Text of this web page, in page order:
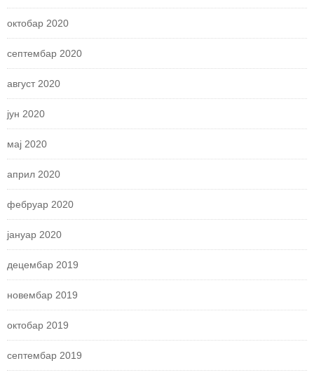
октобар 2020
септембар 2020
август 2020
јун 2020
мај 2020
април 2020
фебруар 2020
јануар 2020
децембар 2019
новембар 2019
октобар 2019
септембар 2019